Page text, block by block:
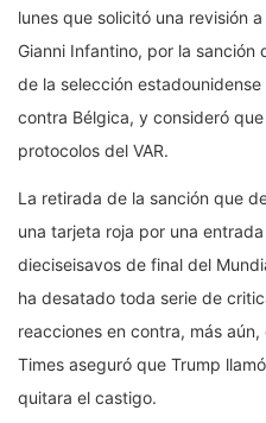
lunes que solicitó una revisión
Gianni Infantino, por la
de la selección
contra Bélgica, y consideró
protocolos del VAR.
La retirada de la sanción que
una tarjeta roja por una
dieciseisavos de final del
ha desatado toda serie de
reacciones en contra, más
Times aseguró que Trump
quitara el castigo.